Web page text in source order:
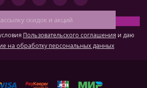
Пользовательского соглашения и даю
на обработку персональных данных